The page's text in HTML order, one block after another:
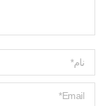
Name *
ایمیل *